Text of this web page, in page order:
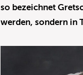
so bezeichnet
werden, sondern in